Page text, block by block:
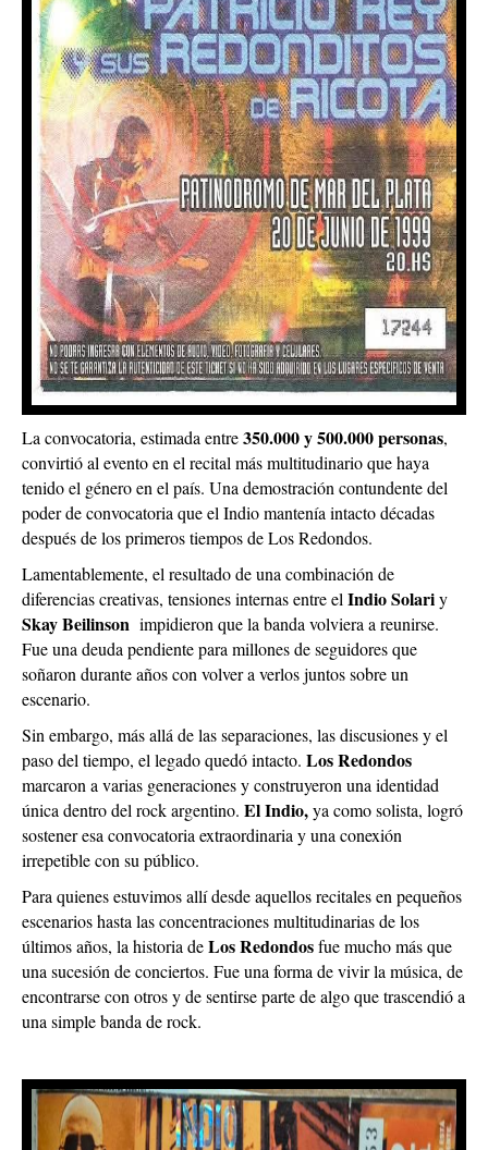
La convocatoria, estimada entre350.000 y 500.000 personas,
convirtió al evento en el recital más multitudinario que haya
tenido el género en el país. Una demostración contundente del
poder de convocatoria que el Indio mantenía intacto décadas
después de los primeros tiempos de Los Redondos.
Lamentablemente, el resultado de una combinación de
diferencias creativas, tensiones internas entre el Indio Solariy
Skay Beilinson impidieron que la banda volviera a reunirse.
Fue una deuda pendiente para millones de seguidores que
soñaron durante años con volver a verlos juntos sobre un
escenario.
Sin embargo, más allá de las separaciones, las discusiones y el
paso del tiempo, el legado quedó intacto. Los Redondos
marcaron a varias generaciones y construyeron una identidad
única dentro del rock argentino. El Indio,ya como solista, logró
sostener esa convocatoria extraordinaria y una conexión
irrepetible con su público.
Para quienes estuvimos allí desde aquellos recitales en pequeños
escenarios hasta las concentraciones multitudinarias de los
últimos años, la historia deLos Redondosfue mucho más que
una sucesión de conciertos. Fue una forma de vivir la música, de
encontrarse con otros y de sentirse parte de algo que trascendió a
una simple banda de rock.